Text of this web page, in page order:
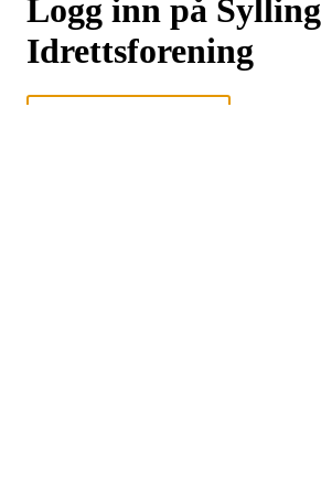
Logg inn på Sylling
Idrettsforening